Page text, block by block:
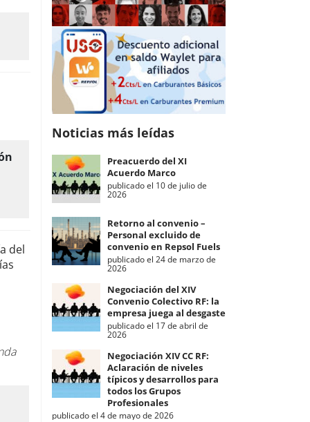
del
Noticias más leídas
Preacuerdo del XI
Acuerdo Marco
publicado el 10 de julio de
2026
Retorno al convenio –
Personal excluido de
convenio en Repsol Fuels
publicado el 24 de marzo de
2026
Negociación del XIV
Convenio Colectivo RF: la
empresa juega al desgaste
publicado el 17 de abril de
2026
Negociación XIV CC RF:
Aclaración de niveles
típicos y desarrollos para
todos los Grupos
Profesionales
publicado el 4 de mayo de 2026